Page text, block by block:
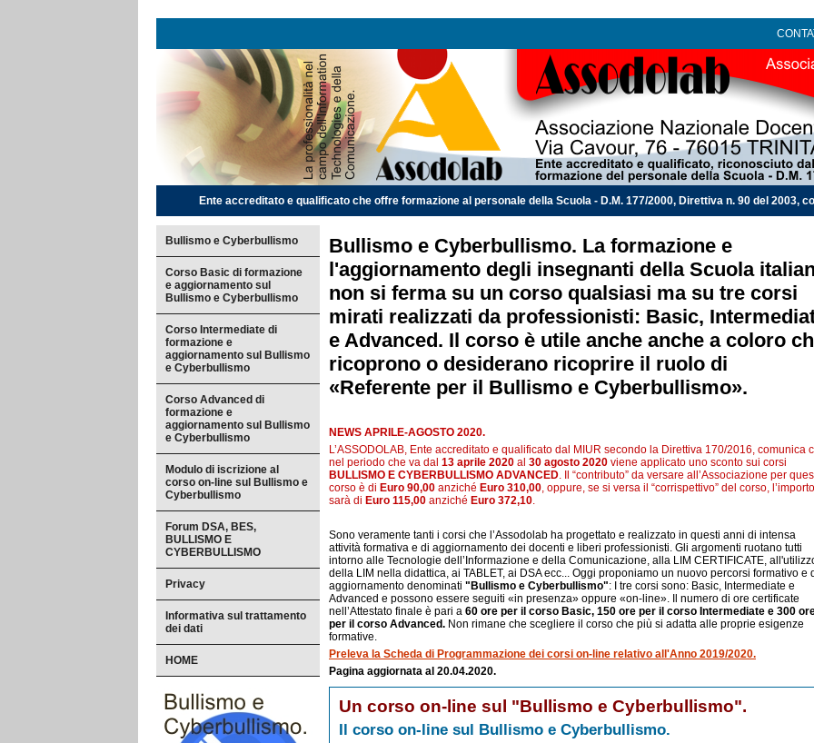
Ente accreditato e qualificato che offre formazione al personale della Scuola - D.M. 177/2000, Direttiva n. 90 del 2003,
Bullismo e Cyberbullismo
Corso Basic di formazione
e aggiornamento sul
Bullismo e Cyberbullismo
Corso Intermediate di
formazione e
aggiornamento sul Bullismo
e Cyberbullismo
Corso Advanced di
formazione e
aggiornamento sul Bullismo
e Cyberbullismo
Modulo di iscrizione al
corso on-line sul Bullismo e
Cyberbullismo
Forum DSA, BES,
BULLISMO E
CYBERBULLISMO
Privacy
Informativa sul trattamento
dei dati
HOME
Bullismo e Cyberbullismo. La formazione e
l'aggiornamento degli insegnanti della Scuola
non si ferma su un corso qualsiasi ma su tre corsi
mirati realizzati da professionisti: Basic,
e Advanced. Il corso è utile anche anche a coloro
ricoprono o desiderano ricoprire il ruolo di
«Referente per il Bullismo e Cyberbullismo».
NEWS APRILE-AGOSTO 2020.
L’ASSODOLAB, Ente accreditato e qualificato dal MIUR secondo la Direttiva 170/2016, comunica
nel periodo che va dal 13 aprile 2020 al 30 agosto 2020 viene applicato uno sconto sui corsi
BULLISMO E CYBERBULLISMO ADVANCED. Il “contributo” da versare all’Associazione per
corso è di Euro 90,00 anziché Euro 310,00, oppure, se si versa il “corrispettivo” del corso, l’importo
sarà di Euro 115,00 anziché Euro 372,10.
Sono veramente tanti i corsi che l’Assodolab ha progettato e realizzato in questi anni di intensa
attività formativa e di aggiornamento dei docenti e liberi professionisti. Gli argomenti ruotano tutti
intorno alle Tecnologie dell’Informazione e della Comunicazione, alla LIM CERTIFICATE,
della LIM nella didattica, ai TABLET, ai DSA ecc... Oggi proponiamo un nuovo percorsi formativo e
aggiornamento denominati "Bullismo e Cyberbullismo": I tre corsi sono: Basic, Intermediate e
Advanced e possono essere seguiti «in presenza» oppure «on-line». Il numero di ore certificate
nell’Attestato finale è pari a 60 ore per il corso Basic, 150 ore per il corso Intermediate e 300
per il corso Advanced. Non rimane che scegliere il corso che più si adatta alle proprie esigenze
formative.
Preleva la Scheda di Programmazione dei corsi on-line relativo all'Anno 2019/2020.
Pagina aggiornata al 20.04.2020.
Un corso on-line sul "Bullismo e Cyberbullismo".
Il corso on-line sul Bullismo e Cyberbullismo.